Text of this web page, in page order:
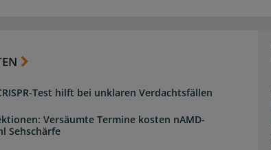
Test hilft bei unklaren Verdachtsfällen
Versäumte Termine kosten nAMD-
Sehschärfe